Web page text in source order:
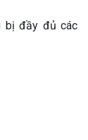
bị đầy đủ các